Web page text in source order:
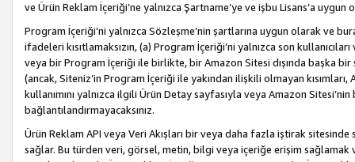
ve Ürün Reklam İçeriği’ne yalnızca Şartname’ye ve işbu Lisans’a
Program İçeriği’ni yalnızca Sözleşme’nin şartlarına uygun olarak ve
ifadeleri kısıtlamaksızın, (a) Program İçeriği’ni yalnızca son
veya bir Program İçeriği ile birlikte, bir Amazon Sitesi dışında başka
(ancak, Siteniz’in Program İçeriği ile yakından ilişkili olmayan
kullanımını yalnızca ilgili Ürün Detay sayfasıyla veya Amazon
bağlantılandırmayacaksınız.
Ürün Reklam API veya Veri Akışları bir veya daha fazla iştirak
sağlar. Bu türden veri, görsel, metin, bilgi veya içeriğe erişim sağlamak